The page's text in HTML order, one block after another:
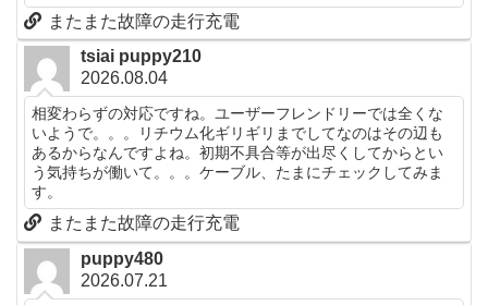
またまた故障の走行充電
tsiai puppy210
2026.08.04
相変わらずの対応ですね。ユーザーフレンドリーでは全くな
いようで。。。リチウム化ギリギリまでしてなのはその辺も
あるからなんですよね。初期不具合等が出尽くしてからとい
う気持ちが働いて。。。ケーブル、たまにチェックしてみま
す。
またまた故障の走行充電
puppy480
2026.07.21